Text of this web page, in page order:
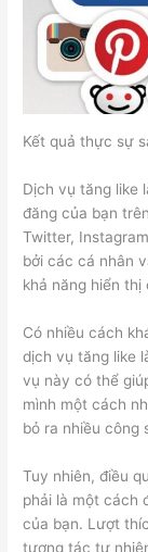
Kết quả thực sự
Dịch vụ tăng like
đăng của bạn
Twitter,
bởi các cá nhân
khả năng hiển thị
Có nhiều cách
dịch vụ tăng like
vụ này có thể
mình một cách
bỏ ra nhiều công
Tuy nhiên, điều
phải là một cách
của bạn. Lượt
tương tác tự